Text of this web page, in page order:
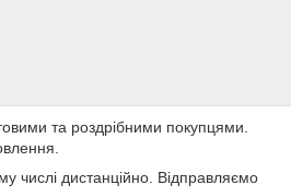
та роздрібними покупцями.
числі дистанційно. Відправляємо